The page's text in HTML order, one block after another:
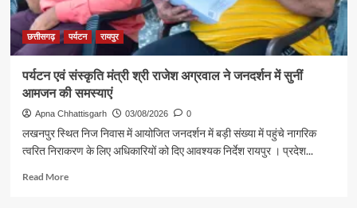
यादव
ने
की
छत्तीसगढ़ पर्यटन रायपुर
पर्यटन एवं संस्कृति मंत्री श्री राजेश अग्रवाल ने जनदर्शन में सुनीं
आमजन की समस्याएं
Apna Chhattisgarh 03/08/2026 0
लखनपुर स्थित निज निवास में आयोजित जनदर्शन में बड़ी संख्या में पहुंचे नागरिक
त्वरित निराकरण के लिए अधिकारियों को दिए आवश्यक निर्देश रायपुर । प्रदेश...
Read MoreRead